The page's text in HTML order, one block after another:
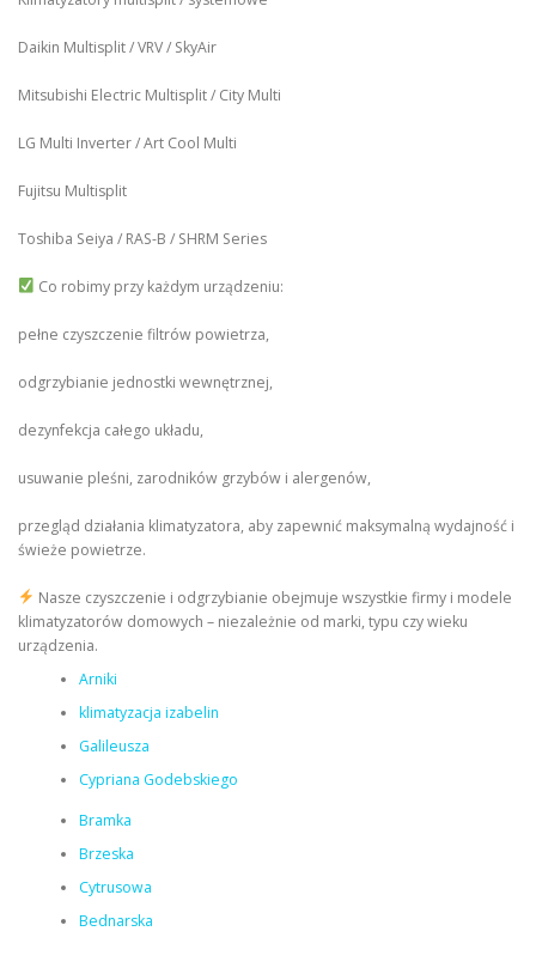
Daikin Multisplit / VRV / SkyAir
Mitsubishi Electric Multisplit / City Multi
LG Multi Inverter / Art Cool Multi
Fujitsu Multisplit
Toshiba Seiya / RAS-B / SHRM Series
Co robimy przy każdym urządzeniu:
pełne czyszczenie filtrów powietrza,
odgrzybianie jednostki wewnętrznej,
dezynfekcja całego układu,
usuwanie pleśni, zarodników grzybów i alergenów,
przegląd działania klimatyzatora, aby zapewnić maksymalną wydajność i
świeże powietrze.
Nasze czyszczenie i odgrzybianie obejmuje wszystkie firmy i modele
klimatyzatorów domowych – niezależnie od marki, typu czy wieku
urządzenia.
Arniki
klimatyzacja izabelin
Galileusza
Cypriana Godebskiego
Bramka
Brzeska
Cytrusowa
Bednarska